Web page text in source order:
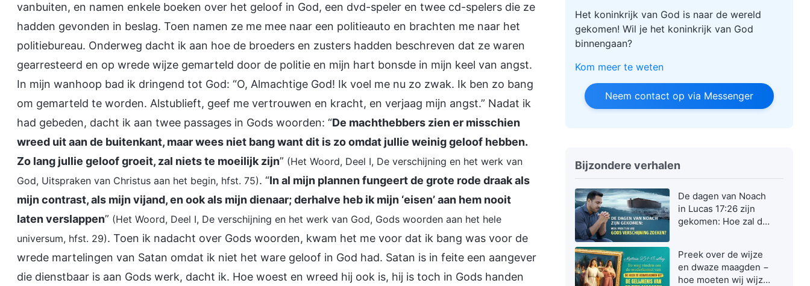
vanbuiten, en namen enkele boeken over het geloof in God, een dvd-speler en twee cd-spelers die ze
hadden gevonden in beslag. Toen namen ze me mee naar een politieauto en brachten me naar het
politiebureau. Onderweg dacht ik aan hoe de broeders en zusters hadden beschreven dat ze waren
gearresteerd en op wrede wijze gemarteld door de politie en mijn hart bonsde in mijn keel van angst.
In mijn wanhoop bad ik dringend tot God: “O, Almachtige God! Ik voel me nu zo zwak. Ik ben zo bang
om gemarteld te worden. Alstublieft, geef me vertrouwen en kracht, en verjaag mijn angst.” Nadat ik
had gebeden, dacht ik aan twee passages in Gods woorden: “De machthebbers zien er misschien
wreed uit aan de buitenkant, maar wees niet bang want dit is zo omdat jullie weinig geloof hebben.
Zo lang jullie geloof groeit, zal niets te moeilijk zijn” (Het Woord, Deel I, De verschijning en het werk van
God, Uitspraken van Christus aan het begin, hfst. 75). “In al mijn plannen fungeert de grote rode draak als
mijn contrast, als mijn vijand, en ook als mijn dienaar; derhalve heb ik mijn ‘eisen’ aan hem nooit
laten verslappen” (Het Woord, Deel I, De verschijning en het werk van God, Gods woorden aan het hele
universum, hfst. 29). Toen ik nadacht over Gods woorden, kwam het me voor dat ik bang was voor de
wrede martelingen van Satan omdat ik niet het ware geloof in God had. Satan is in feite een aangever
die dienstbaar is aan Gods werk, dacht ik. Hoe woest en wreed hij ook is, hij is toch in Gods handen
Het koninkrijk van God is naar de wereld
gekomen! Wil je het koninkrijk van God
binnengaan?
Kom meer te weten
Neem contact op via Messenger
Bijzondere verhalen
De dagen van Noach
in Lucas 17:26 zijn
gekomen: Hoe zal de
werken?
Preek over de wijze
en dwaze maagden −
hoe moeten wij wijze